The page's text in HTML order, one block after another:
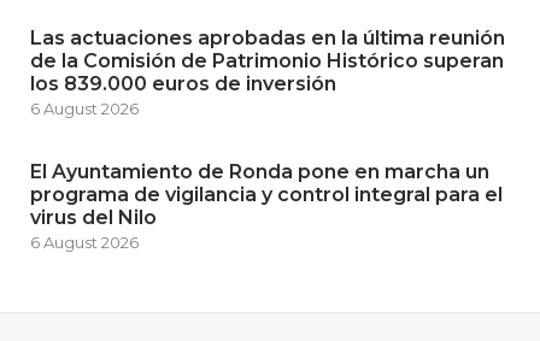
Las actuaciones aprobadas en la última reunión
de la Comisión de Patrimonio Histórico superan
los 839.000 euros de inversión
6 August 2026
El Ayuntamiento de Ronda pone en marcha un
programa de vigilancia y control integral para el
virus del Nilo
6 August 2026